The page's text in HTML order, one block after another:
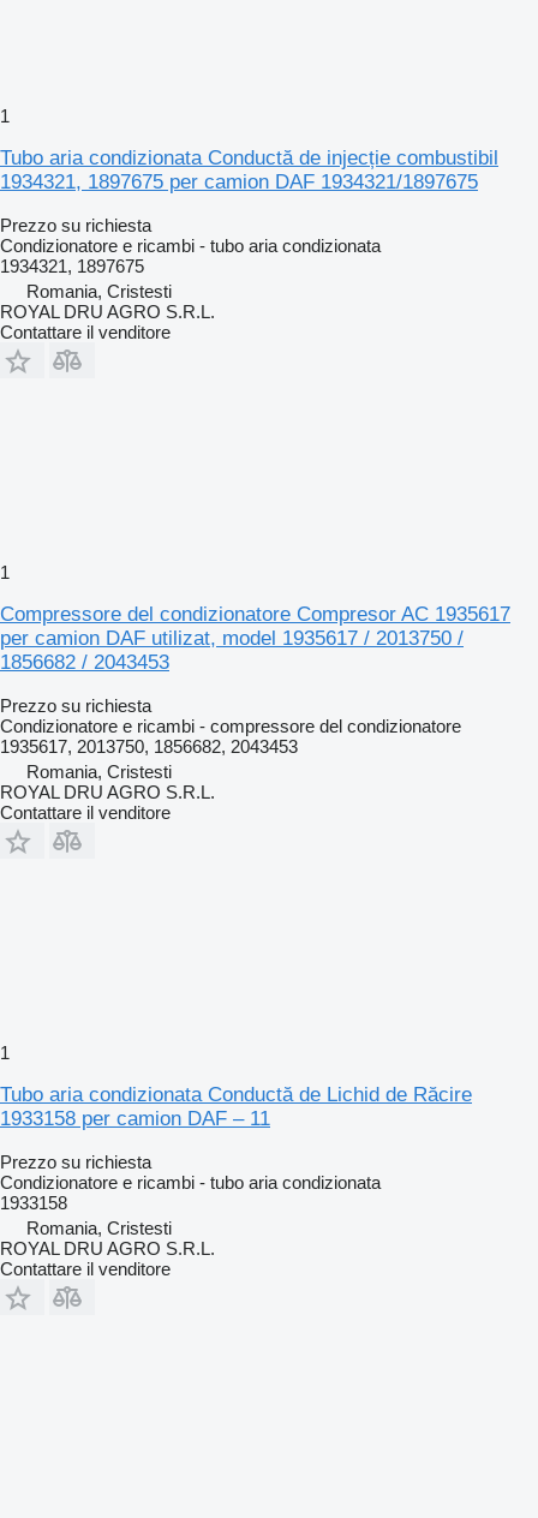
1
Tubo aria condizionata Conductă de injecție combustibil
1934321, 1897675 per camion DAF 1934321/1897675
Prezzo su richiesta
Condizionatore e ricambi - tubo aria condizionata
1934321, 1897675
Romania, Cristesti
ROYAL DRU AGRO S.R.L.
Contattare il venditore
1
Compressore del condizionatore Compresor AC 1935617
per camion DAF utilizat, model 1935617 / 2013750 /
1856682 / 2043453
Prezzo su richiesta
Condizionatore e ricambi - compressore del condizionatore
1935617, 2013750, 1856682, 2043453
Romania, Cristesti
ROYAL DRU AGRO S.R.L.
Contattare il venditore
1
Tubo aria condizionata Conductă de Lichid de Răcire
1933158 per camion DAF – 11
Prezzo su richiesta
Condizionatore e ricambi - tubo aria condizionata
1933158
Romania, Cristesti
ROYAL DRU AGRO S.R.L.
Contattare il venditore